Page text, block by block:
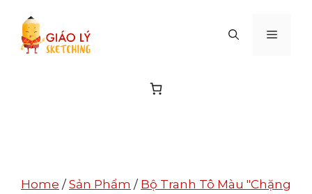
content
MENU
Home / Sản Phẩm / Bộ Tranh Tô Màu "Chặng